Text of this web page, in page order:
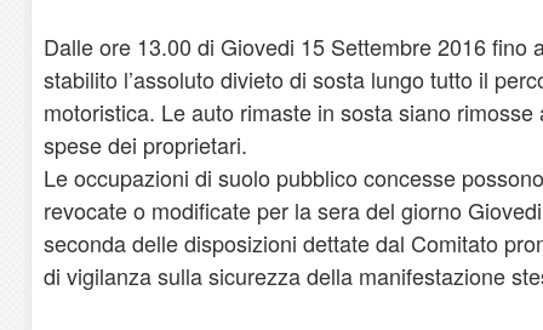
Dalle ore 13.00 di Giovedi 15 Settembre 2016 fino
stabilito l’assoluto divieto di sosta lungo tutto il
motoristica. Le auto rimaste in sosta siano
spese dei proprietari.
Le occupazioni di suolo pubblico concesse
revocate o modificate per la sera del giorno
seconda delle disposizioni dettate dal Comitato
di vigilanza sulla sicurezza della manifestazione